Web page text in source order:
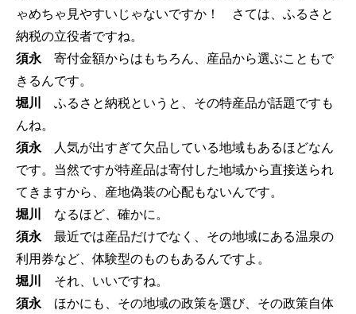
ゃめちゃ見やすいじゃないですか！ さては、ふるさと
納税の立役者ですね。
須永 寄付金額からはもちろん、産品から選ぶこともで
きるんです。
堀川
ふるさと納税というと、その特産品が話題ですも
んね。
須永 人気が出すぎて欠品している地域もあるほどなん
です。当然ですが特産品は寄付した地域から直接送られ
てきますから、産地偽装の心配もないんです。
堀川
なるほど、確かに。
須永 最近では産品だけでなく、その地域にある温泉の
利用券など、体験型のものもあるんですよ。
堀川
それ、いいですね。
須永 ほかにも、その地域の政策を選び、その政策自体